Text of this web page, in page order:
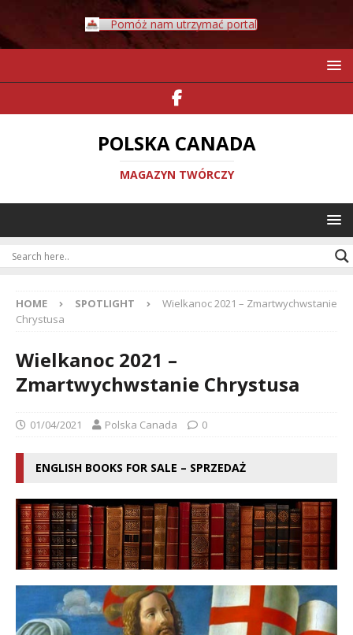
Pomóż nam utrzymać portal
POLSKA CANADA
MAGAZYN TWÓRCZY
HOME SPOTLIGHT
Wielkanoc 2021 – Zmartwychwstanie
Chrystusa
Wielkanoc 2021 –
Zmartwychwstanie Chrystusa
01/04/2021 Polska Canada 0
ENGLISH BOOKS FOR SALE – SPRZEDAŻ